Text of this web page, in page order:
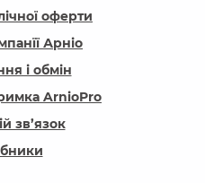
оферти
Арніо
і обмін
ArnioPro
зв’язок